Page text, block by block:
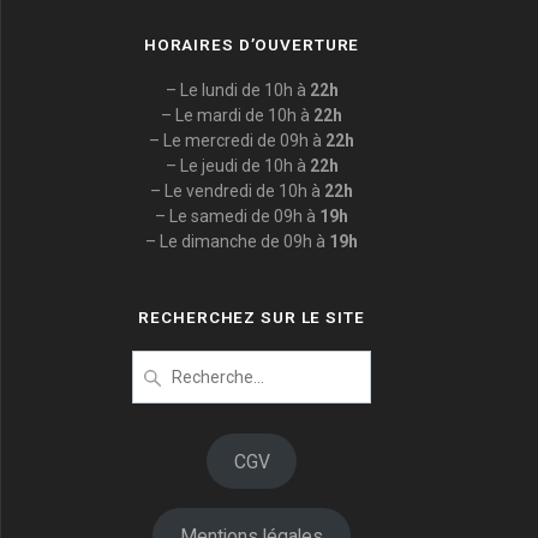
HORAIRES D’OUVERTURE
– Le lundi de 10h à 22h
– Le mardi de 10h à 22h
– Le mercredi de 09h à 22h
– Le jeudi de 10h à 22h
– Le vendredi de 10h à 22h
– Le samedi de 09h à 19h
– Le dimanche de 09h à 19h
RECHERCHEZ SUR LE SITE
pour
CGV